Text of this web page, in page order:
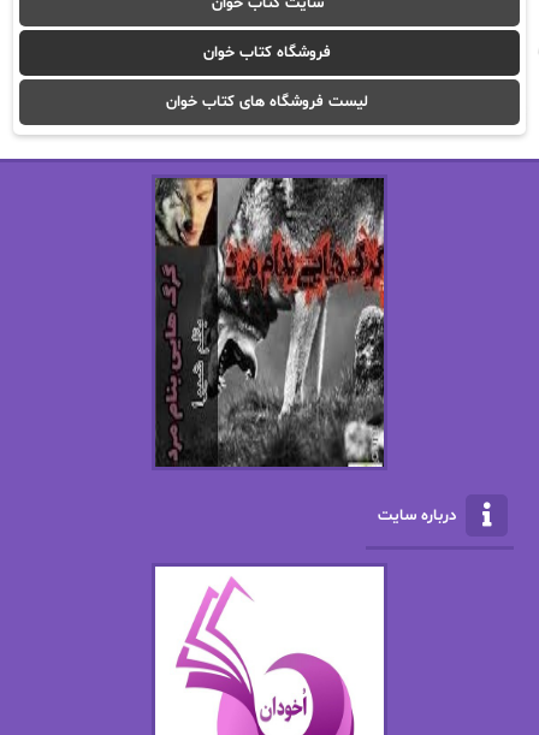
آیدا باقری آیسان صادقی
ا_اصغر زاده ا_اصغرزاده
اریک مورگنشترن از نیلوفر لاری
استل مسکم
اصغر زاده
اکرم محمدی
الف صاد
الکساندر دوما
الناز پاکپور‌
الناز محمدی
امیر فرهی
باران
بهار سلطانی
فروشگاه کتاب خوان
لیست فروشگاه های کتاب خوان
درباره سایت